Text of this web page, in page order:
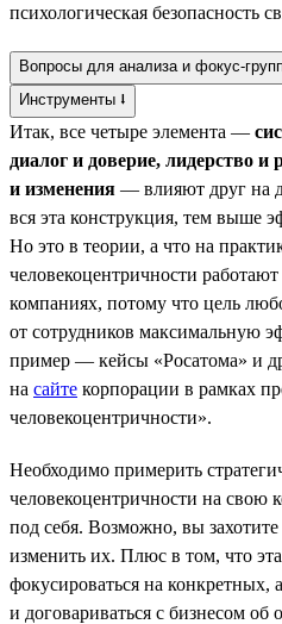
психологическая безопасность
Вопросы для анализа и фокус-
Инструменты ⭣
Итак, все четыре элемента —
диалог и доверие, лидерство и
и изменения — влияют друг на
вся эта конструкция, тем выше
Но это в теории, а что на
человекоцентричности
компаниях, потому что цель
от сотрудников максимальную
пример — кейсы «Росатома» и
на сайте корпорации в рамках
человекоцентричности».
Необходимо примерить
человекоцентричности на свою
под себя. Возможно, вы
изменить их. Плюс в том, что
фокусироваться на конкретных,
и договариваться с бизнесом об